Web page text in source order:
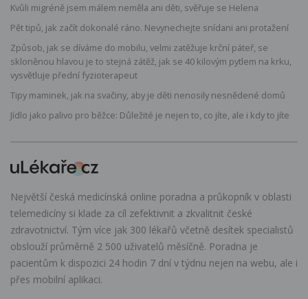
Kvůli migréně jsem málem neměla ani děti, svěřuje se Helena
Pět tipů, jak začít dokonalé ráno. Nevynechejte snídani ani protažení
Způsob, jak se díváme do mobilu, velmi zatěžuje krční páteř, se
skloněnou hlavou je to stejná zátěž, jak se 40 kilovým pytlem na krku,
vysvětluje přední fyzioterapeut
Tipy maminek, jak na svačiny, aby je děti nenosily nesnědené domů
Jídlo jako palivo pro běžce: Důležité je nejen to, co jíte, ale i kdy to jíte
Největší česká medicínská online poradna a průkopník v oblasti
telemedicíny si klade za cíl zefektivnit a zkvalitnit české
zdravotnictví. Tým více jak 300 lékařů včetně desítek specialistů
obslouží průměrně 2 500 uživatelů měsíčně. Poradna je
pacientům k dispozici 24 hodin 7 dní v týdnu nejen na webu, ale i
přes mobilní aplikaci.